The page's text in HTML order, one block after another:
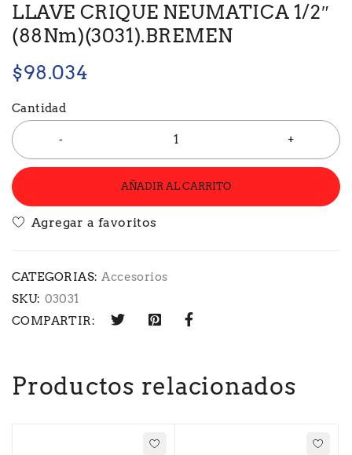
LLAVE CRIQUE NEUMATICA 1/2″
(88Nm)(3031).BREMEN
$98.034
Cantidad
AÑADIR AL CARRITO
CATEGORIAS: Accesorios
SKU: 03031
COMPARTIR:
Productos relacionados